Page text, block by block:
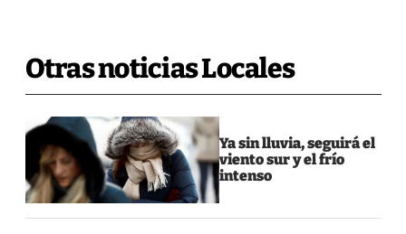
Otras noticias Locales
Ya sin lluvia, seguirá el
viento sur y el frío
intenso